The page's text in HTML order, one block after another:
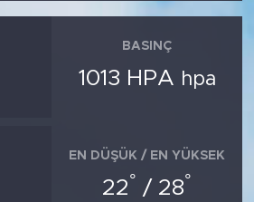
BASINÇ
1013 HPA hpa
EN DÜŞÜK / EN YÜKSEK
22° / 28°